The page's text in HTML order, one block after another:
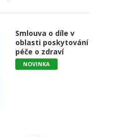
Smlouva o díle v
oblasti poskytování
péče o zdraví
NOVINKA